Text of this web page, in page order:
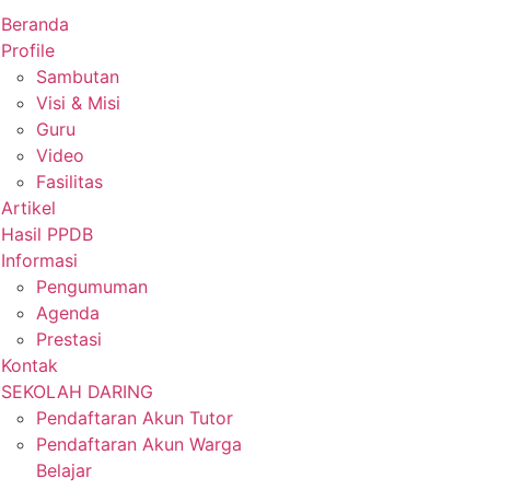
Beranda
Profile
Sambutan
Visi & Misi
Guru
Video
Fasilitas
Artikel
Hasil PPDB
Informasi
Pengumuman
Agenda
Prestasi
Kontak
SEKOLAH DARING
Pendaftaran Akun Tutor
Pendaftaran Akun Warga
Belajar